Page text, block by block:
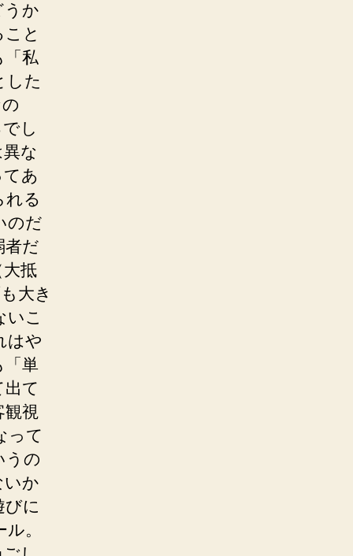
うか
と
「私
した
し
な
あ
れる
のだ
者だ
抵
大き
こ
はや
「単
て
観視
って
うの
いか
に
。